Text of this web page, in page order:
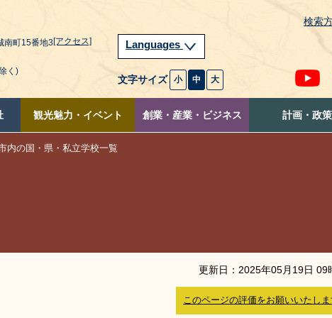
検索
南町15番地3[アクセス]
く)
Languages
文字サイズ 小 中 大
観光魅力・イベント 創業・産業・ビジネス 計画・政策
内の国・県・私立学校一覧
更新日： 2025年05月 19日 09
このページの評価をお願いいたしま